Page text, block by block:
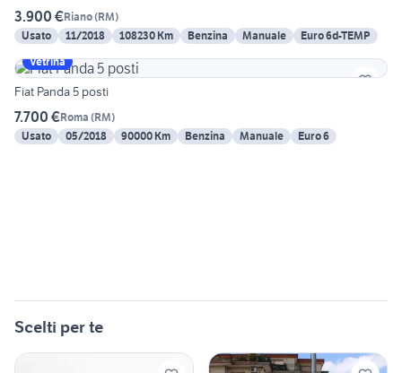
3.900 €Riano(RM)
Usato
11/2018 108230 Km Benzina Manuale
Euro 6d-TEMP
Vetrina
Fiat Panda 5 posti
7.700 €Roma (RM)
Usato
05/2018 90000 Km Benzina Manuale Euro 6
Scelti per te